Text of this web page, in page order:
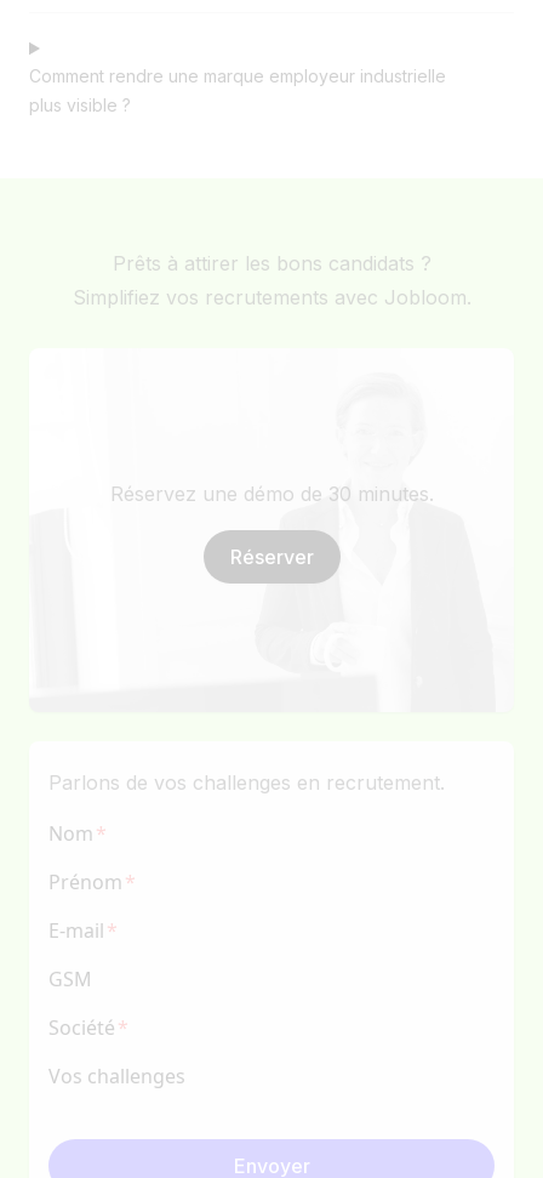
Comment rendre une marque employeur industrielle
plus visible ?
Prêts à attirer les bons candidats ?
Simplifiez vos recrutements avec Jobloom.
Réservez une démo de 30 minutes.
Réserver
Parlons de vos challenges en recrutement.
Nom
Prénom
E-mail
GSM
Société
Vos challenges
Envoyer